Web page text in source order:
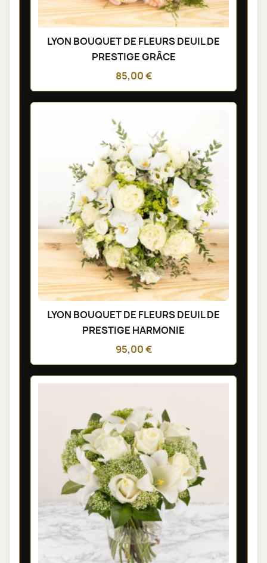
LYON BOUQUET DE FLEURS DEUIL DE
PRESTIGE GRÂCE
85,00 €
LYON BOUQUET DE FLEURS DEUIL DE
PRESTIGE HARMONIE
95,00 €